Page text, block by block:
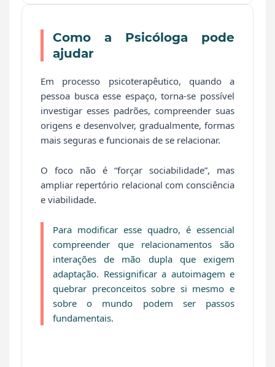
Como a Psicóloga pode
ajudar
Em processo psicoterapêutico, quando a
pessoa busca esse espaço, torna-se possível
investigar esses padrões, compreender suas
origens e desenvolver, gradualmente, formas
mais seguras e funcionais de se relacionar.
O foco não é “forçar sociabilidade”, mas
ampliar repertório relacional com consciência
e viabilidade.
Para modificar esse quadro, é essencial
compreender que relacionamentos são
interações de mão dupla que exigem
adaptação. Ressignificar a autoimagem e
quebrar preconceitos sobre si mesmo e
sobre o mundo podem ser passos
fundamentais.